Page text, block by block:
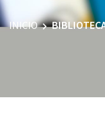
INICIO